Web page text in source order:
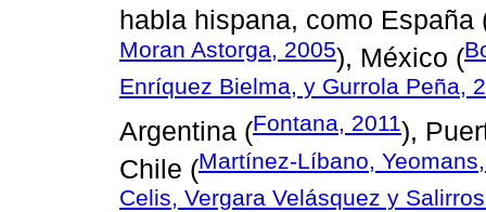
habla hispana, como España
Moran Astorga, 2005), México (
Enríquez Bielma, y Gurrola Peña,
Argentina (Fontana, 2011),
Chile (Martínez-Líbano,
Celis, Vergara Velásquez y